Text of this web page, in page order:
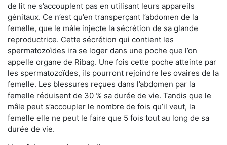
de lit ne s’accouplent pas en utilisant leurs appareils
génitaux. Ce n’est qu’en transperçant l’abdomen de la
femelle, que le mâle injecte la sécrétion de sa glande
reproductrice. Cette sécrétion qui contient les
spermatozoïdes ira se loger dans une poche que l’on
appelle organe de Ribag. Une fois cette poche atteinte par
les spermatozoïdes, ils pourront rejoindre les ovaires de la
femelle. Les blessures reçues dans l’abdomen par la
femelle réduisent de 30 % sa durée de vie. Tandis que le
mâle peut s’accoupler le nombre de fois qu’il veut, la
femelle elle ne peut le faire que 5 fois tout au long de sa
durée de vie.